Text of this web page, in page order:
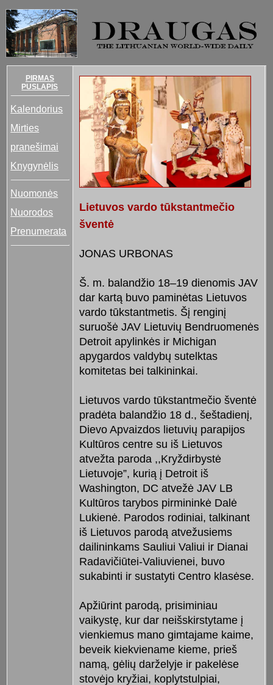
PIRMAS
PUSLAPIS
Kalendorius
Mirties
pranešimai
Knygynėlis
Nuomonės
Nuorodos
Prenumerata
Lietuvos vardo tūkstantmečio
šventė
JONAS URBONAS
Š. m. balandžio 18–19 dienomis JAV
dar kartą buvo paminėtas Lietuvos
vardo tūkstantmetis. Šį renginį
suruošė JAV Lietuvių Bendruomenės
Detroit apylinkės ir Michigan
apygardos valdybų sutelktas
komitetas bei talkininkai.
Lietuvos vardo tūkstantmečio šventė
pradėta balandžio 18 d., šeštadienį,
Dievo Apvaizdos lietuvių parapijos
Kultūros centre su iš Lietuvos
atvežta paroda ,,Kryždirbystė
Lietuvoje”, kurią į Detroit iš
Washington, DC atvežė JAV LB
Kultūros tarybos pirmininkė Dalė
Lukienė. Parodos rodiniai, talkinant
iš Lietuvos parodą atvežusiems
dailininkams Sauliui Valiui ir Dianai
Radavičiūtei-Valiuvienei, buvo
sukabinti ir sustatyti Centro klasėse.
Apžiūrint parodą, prisiminiau
vaikystę, kur dar neišskirstytame į
vienkiemus mano gimtajame kaime,
beveik kiekviename kieme, prieš
namą, gėlių darželyje ir pakelėse
stovėjo kryžiai, koplytstulpiai,